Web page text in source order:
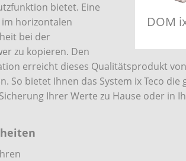
DOM
bietet. Eine
im horizontalen
bei der
zu kopieren. Den
erreicht dieses Qualitätsprodukt
So bietet Ihnen das System ix Teco die
Ihrer Werte zu Hause oder in